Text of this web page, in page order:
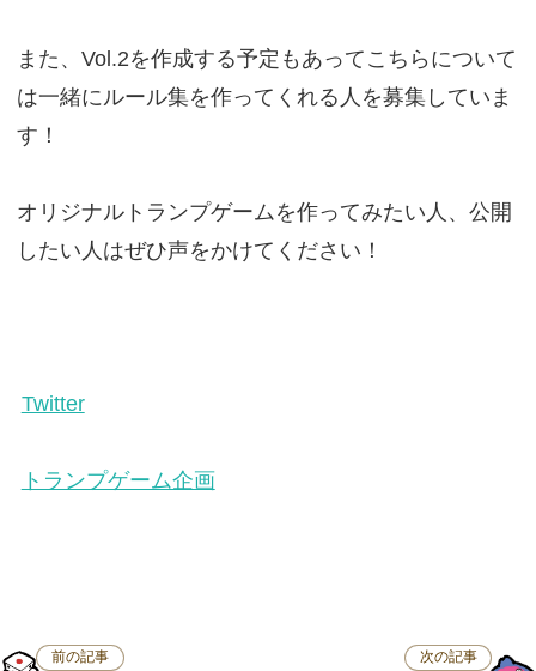
また、Vol.2を作成する予定もあってこちらについて
は一緒にルール集を作ってくれる人を募集していま
す！
オリジナルトランプゲームを作ってみたい人、公開
したい人はぜひ声をかけてください！
Twitter
トランプゲーム企画
前の記事 次の記事